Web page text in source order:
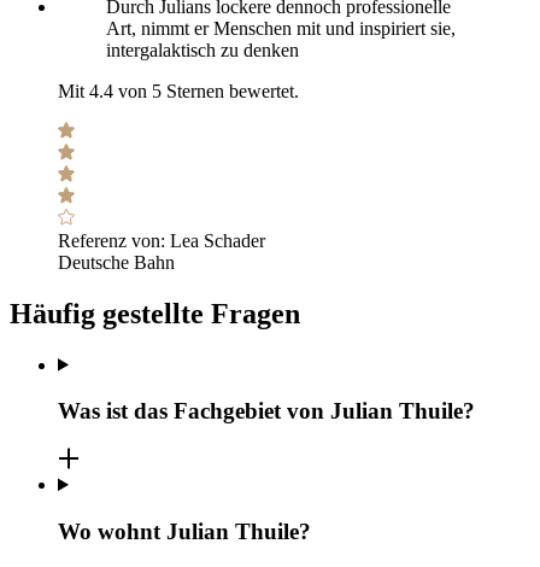
Durch Julians lockere dennoch professionelle
Art, nimmt er Menschen mit und inspiriert sie,
intergalaktisch zu denken
Mit 4.4 von 5 Sternen bewertet.
Referenz von: Lea Schader
Deutsche Bahn
Häufig gestellte Fragen
Was ist das Fachgebiet von Julian Thuile?
Wo wohnt Julian Thuile?